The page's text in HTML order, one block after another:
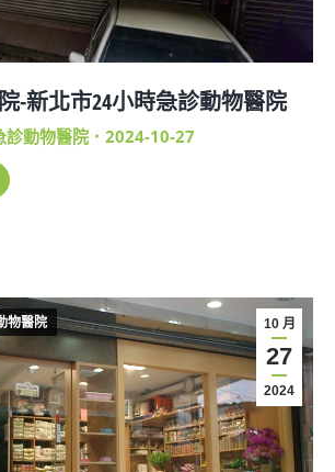
-新北市24小時急診動物醫院
診動物醫院 2024-10-27
10 月
27
2024
物醫院